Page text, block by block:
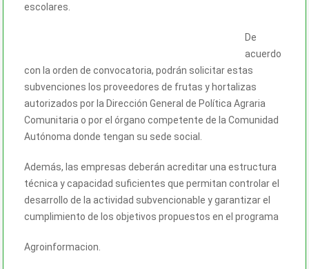
escolares.
De
acuerdo
con la orden de convocatoria, podrán solicitar estas
subvenciones los proveedores de frutas y hortalizas
autorizados por la Dirección General de Política Agraria
Comunitaria o por el órgano competente de la Comunidad
Autónoma donde tengan su sede social.
Además, las empresas deberán acreditar una estructura
técnica y capacidad suficientes que permitan controlar el
desarrollo de la actividad subvencionable y garantizar el
cumplimiento de los objetivos propuestos en el programa
Agroinformacion.